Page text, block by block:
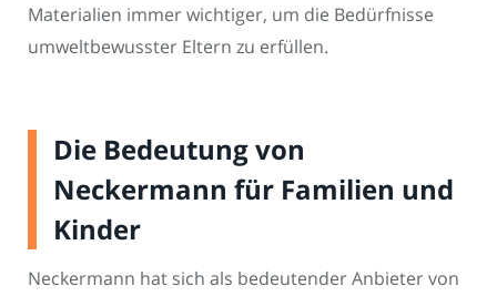
Materialien immer wichtiger, um die Bedürfnisse
umweltbewusster Eltern zu erfüllen.
Die Bedeutung von
Neckermann für Familien und
Kinder
Neckermann hat sich als bedeutender Anbieter von